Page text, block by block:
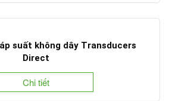
suất không dây Transducers
Direct
Chi tiết